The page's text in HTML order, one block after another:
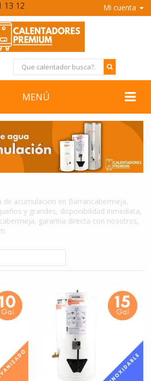
Mi cuenta
13 12
MENÚ
de acumulacion en Barrancabermeja,
y grandes, disponibilidad inmediata,
garantía directa con nosotros,